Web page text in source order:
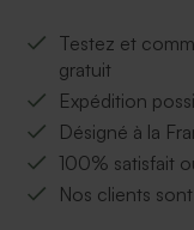
Testez et
gratuit
Expédition
Désigné à la
100% satisfait
Nos clients